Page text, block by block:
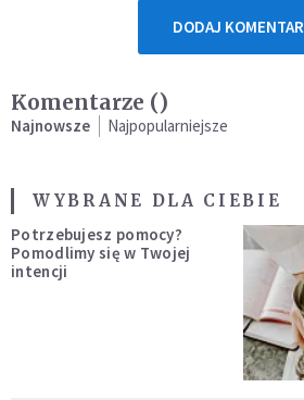
DODAJ
Komentarze ()
Najnowsze Najpopularniejsze
WYBRANE DLA CIEBIE
Potrzebujesz pomocy?
Pomodlimy się w Twojej
intencji